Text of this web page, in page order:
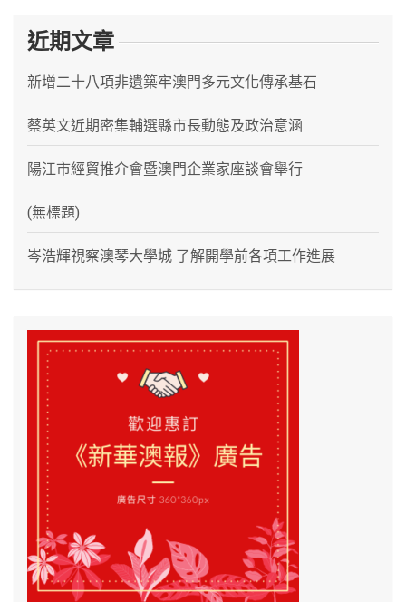
近期文章
新增二十八項非遺築牢澳門多元文化傳承基石
蔡英文近期密集輔選縣市長動態及政治意涵
陽江市經貿推介會暨澳門企業家座談會舉行
(無標題)
岑浩輝視察澳琴大學城 了解開學前各項工作進展